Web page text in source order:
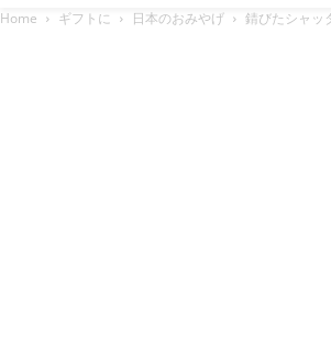
Home ギフトに 日本のおみやげ 錆びたシャ